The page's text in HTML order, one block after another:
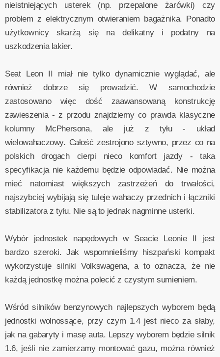
nieistniejących usterek (np. przepalone żarówki) czy
problem z elektrycznym otwieraniem bagażnika. Ponadto
użytkownicy skarżą się na delikatny i podatny na
uszkodzenia lakier.
Seat Leon II miał nie tylko dynamicznie wyglądać, ale
również dobrze się prowadzić. W samochodzie
zastosowano więc dość zaawansowaną konstrukcję
zawieszenia - z przodu znajdziemy co prawda klasyczne
kolumny McPhersona, ale już z tyłu - układ
wielowahaczowy. Całość zestrojono sztywno, przez co na
polskich drogach cierpi nieco komfort jazdy - taka
specyfikacja nie każdemu będzie odpowiadać. Nie można
mieć natomiast większych zastrzeżeń do trwałości,
najszybciej wybijają się tuleje wahaczy przednich i łączniki
stabilizatora z tyłu. Nie są to jednak nagminne usterki.
Wybór jednostek napędowych w Seacie Leonie II jest
bardzo szeroki. Jak wspomnieliśmy hiszpański kompakt
wykorzystuje silniki Volkswagena, a to oznacza, że nie
każdą jednostkę można polecić z czystym sumieniem.
Wśród silników benzynowych najlepszych wyborem będą
jednostki wolnossące, przy czym 1.4 jest nieco za słaby,
jak na gabaryty i masę auta. Lepszy wyborem będzie silnik
1.6, jeśli nie zamierzamy montować gazu, można również